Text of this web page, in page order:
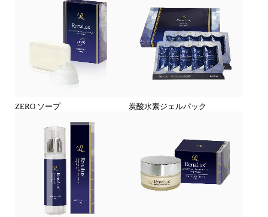
ZERO ソープ 炭酸水素ジェルパック